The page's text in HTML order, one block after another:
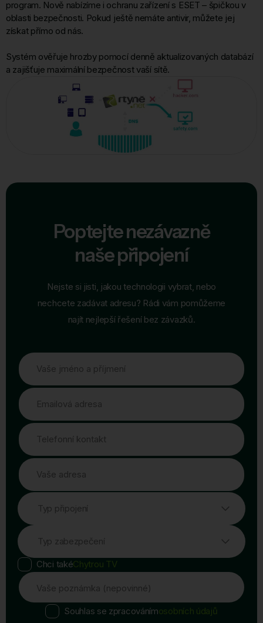
program. Nově nabízíme i ochranu zařízení s ESET – špičkou v
oblasti bezpečnosti. Pokud ještě nemáte antivir, můžete jej
získat přímo od nás.
Systém ověřuje hrozby pomocí denně aktualizovaných databází
a zajišťuje maximální bezpečnost vaší sítě.
Poptejte nezávazně
naše připojení
Nejste si jisti, jakou technologii vybrat, nebo
nechcete zadávat adresu? Rádi vám pomůžeme
najít nejlepší řešení bez závazků.
Vaše jméno a příjmení
Emailová adresa
Telefonní kontakt
Vaše adresa
Typ připojení
Typ zabezpečení
Chci takéChytrou TV
Vaše poznámka (nepovinné)
Souhlas se zpracovánímosobních údajů